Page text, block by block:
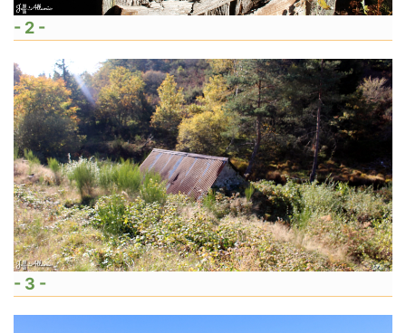
- 2 -
- 3 -